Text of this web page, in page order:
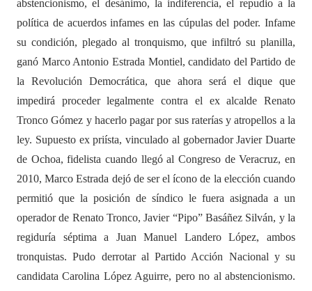
abstencionismo, el desánimo, la indiferencia, el repudio a la
política de acuerdos infames en las cúpulas del poder. Infame
su condición, plegado al tronquismo, que infiltró su planilla,
ganó Marco Antonio Estrada Montiel, candidato del Partido de
la Revolución Democrática, que ahora será el dique que
impedirá proceder legalmente contra el ex alcalde Renato
Tronco Gómez y hacerlo pagar por sus raterías y atropellos a la
ley. Supuesto ex priísta, vinculado al gobernador Javier Duarte
de Ochoa, fidelista cuando llegó al Congreso de Veracruz, en
2010, Marco Estrada dejó de ser el ícono de la elección cuando
permitió que la posición de síndico le fuera asignada a un
operador de Renato Tronco, Javier “Pipo” Basáñez Silván, y la
regiduría séptima a Juan Manuel Landero López, ambos
tronquistas. Pudo derrotar al Partido Acción Nacional y su
candidata Carolina López Aguirre, pero no al abstencionismo.